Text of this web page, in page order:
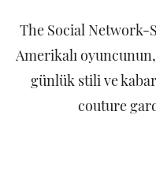
The Social Network-
Amerikalı
günlük stili ve
couture